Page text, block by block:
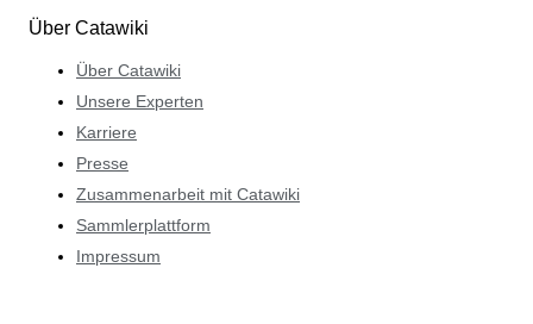
Über Catawiki
Über Catawiki
Unsere Experten
Karriere
Presse
Zusammenarbeit mit Catawiki
Sammlerplattform
Impressum